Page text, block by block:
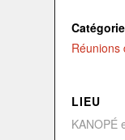
Réunions
LIEU
KANOPÉ